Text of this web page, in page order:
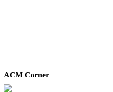
ACM Corner